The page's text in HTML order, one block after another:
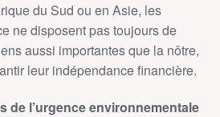
du Sud ou en Asie, les
ne disposent pas toujours de
aussi importantes que la nôtre,
leur indépendance financière.
de l’urgence environnementale